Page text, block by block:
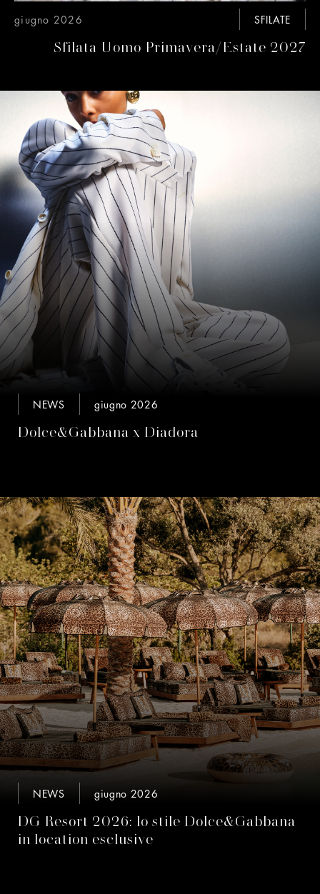
SFILATE
giugno 2026
Sfilata Uomo Primavera/Estate 2027
NEWS giugno 2026
Dolce&Gabbana x Diadora
NEWS giugno 2026
DG Resort 2026: lo stile Dolce&Gabbana
in location esclusive